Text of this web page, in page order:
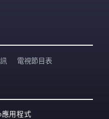
電視節目表
應用程式